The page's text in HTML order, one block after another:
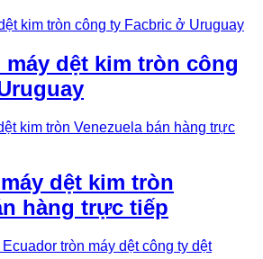
dệt kim tròn công
dệt kim tròn
hàng trực tiếp